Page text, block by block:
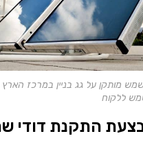
מותקן על גג בניין במרכז
ללקוח
התקנת דודי